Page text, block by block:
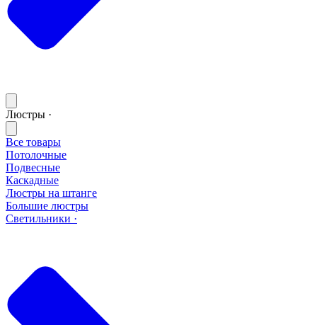
Люстры ·
Все товары
Потолочные
Подвесные
Каскадные
Люстры на штанге
Большие люстры
Светильники ·